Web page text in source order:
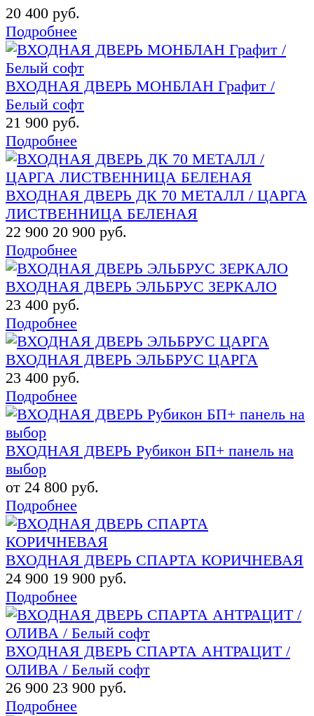
20 400 руб.
Подробнее
ВХОДНАЯ ДВЕРЬ МОНБЛАН Графит /
Белый софт
21 900 руб.
Подробнее
ВХОДНАЯ ДВЕРЬ ДК 70 МЕТАЛЛ / ЦАРГА
ЛИСТВЕННИЦА БЕЛЕНАЯ
22 900 20 900 руб.
Подробнее
ВХОДНАЯ ДВЕРЬ ЭЛЬБРУС ЗЕРКАЛО
23 400 руб.
Подробнее
ВХОДНАЯ ДВЕРЬ ЭЛЬБРУС ЦАРГА
23 400 руб.
Подробнее
ВХОДНАЯ ДВЕРЬ Рубикон БП+ панель на
выбор
от 24 800 руб.
Подробнее
ВХОДНАЯ ДВЕРЬ СПАРТА КОРИЧНЕВАЯ
24 900 19 900 руб.
Подробнее
ВХОДНАЯ ДВЕРЬ СПАРТА АНТРАЦИТ /
ОЛИВА / Белый софт
26 900 23 900 руб.
Подробнее